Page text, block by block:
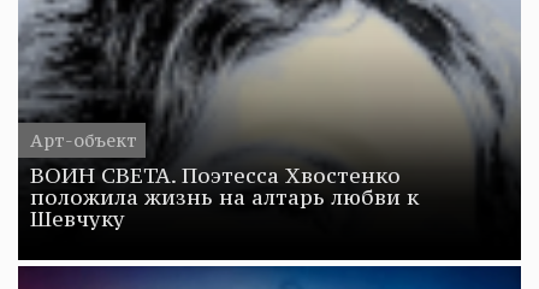
Арт-объект
ВОИН СВЕТА. Поэтесса Хвостенко
положила жизнь на алтарь любви к
Шевчуку